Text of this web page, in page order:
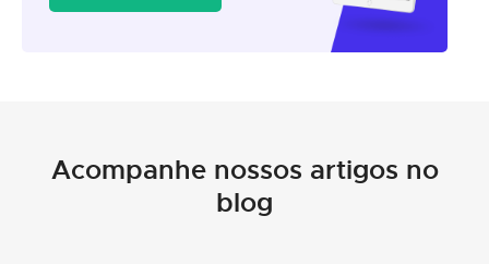
Acompanhe nossos artigos no
blog